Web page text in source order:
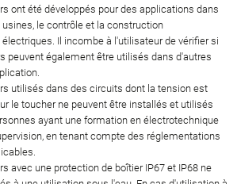
ont été développés pour des applications dans
usines, le contrôle et la construction
Il incombe à l'utilisateur de vérifier si
peuvent également être utilisés dans d'autres
utilisés dans des circuits dont la tension est
le toucher ne peuvent être installés et utilisés
ayant une formation en électrotechnique
en tenant compte des réglementations
avec une protection de boîtier IP67 et IP68 ne